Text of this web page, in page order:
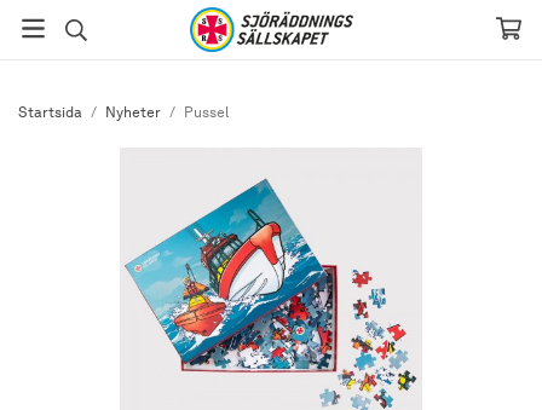
Startsida / Nyheter / Pussel